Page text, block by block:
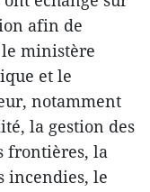
afin de
ministère
et le
notamment
la gestion des
frontières, la
incendies, le